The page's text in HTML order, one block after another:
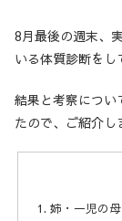
8月最後の週末、
いる体質診断をし
結果と考察につい
たので、ご紹介し
姉・一児の母